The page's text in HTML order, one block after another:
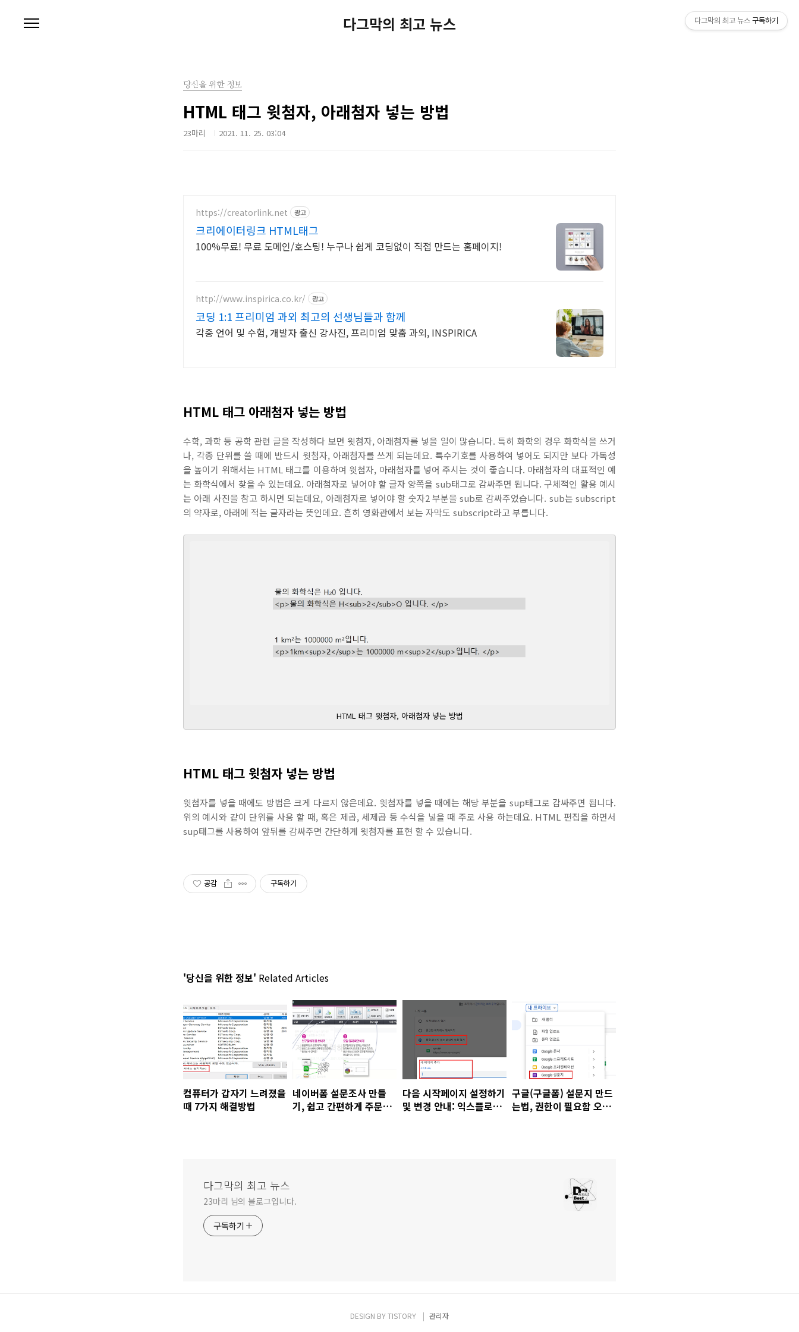
다그막의 최고 뉴스
당신을 위한 정보
HTML 태그 윗첨자, 아래첨자 넣는 방법
23마리 2021. 11. 25. 03:04
https://creatorlink.net 광고
크리에이터링크 HTML태그
100%무료! 무료 도메인/호스팅! 누구나 쉽게 코딩없이 직접 만드는 홈페이지!
http://www.inspirica.co.kr/ 광고
코딩 1:1 프리미엄 과외 최고의 선생님들과 함께
각종 언어 및 수험, 개발자 출신 강사진, 프리미엄 맞춤 과외, INSPIRICA
HTML 태그 아래첨자 넣는 방법
수학, 과학 등 공학 관련 글을 작성하다 보면 윗첨자, 아래첨자를 넣을 일이 많습니다. 특히 화학의 경우 화학식을 쓰거
나, 각종 단위를 쓸 때에 반드시 윗첨자, 아래첨자를 쓰게 되는데요. 특수기호를 사용하여 넣어도 되지만 보다 가독성
을 높이기 위해서는 HTML 태그를 이용하여 윗첨자, 아래첨자를 넣어 주시는 것이 좋습니다. 아래첨자의 대표적인 예
는 화학식에서 찾을 수 있는데요. 아래첨자로 넣어야 할 글자 양쪽을 sub태그로 감싸주면 됩니다. 구체적인 활용 예시
는 아래 사진을 참고 하시면 되는데요, 아래첨자로 넣어야 할 숫자2 부분을 sub로 감싸주었습니다. sub는 subscript
의 약자로, 아래에 적는 글자라는 뜻인데요. 흔히 영화관에서 보는 자막도 subscript라고 부릅니다.
HTML 태그 윗첨자, 아래첨자 넣는 방법
HTML 태그 윗첨자 넣는 방법
윗첨자를 넣을 때에도 방법은 크게 다르지 않은데요. 윗첨자를 넣을 때에는 해당 부분을 sup태그로 감싸주면 됩니다.
위의 예시와 같이 단위를 사용 할 때, 혹은 제곱, 세제곱 등 수식을 넣을 때 주로 사용 하는데요. HTML 편집을 하면서
sup태그를 사용하여 앞뒤를 감싸주면 간단하게 윗첨자를 표현 할 수 있습니다.
공감 구독하기
'당신을 위한 정보' Related Articles
컴퓨터가 갑자기 느려졌을
때 7가지 해결방법
네이버폼 설문조사 만들
기, 쉽고 간편하게 주문서
다음 시작페이지 설정하기
및 변경 안내: 익스플로러,
구글(구글폼) 설문지 만드
는법, 권한이 필요함 오류
다그막의 최고 뉴스
23마리 님의 블로그입니다.
구독하기
DESIGN BYTISTORY 관리자
다그막의 최고 뉴스 구독하기